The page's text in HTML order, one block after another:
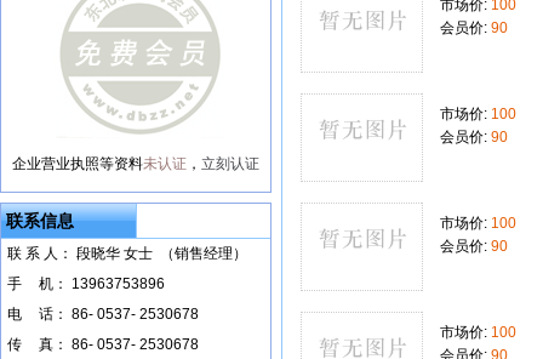
企业营业执照等资料未认证 ， 立刻认证
联系信息
联 系 人： 段晓华 女士 （销售经理）
手
机： 13963753896
电
话： 86- 0537- 2530678
传
真： 86- 0537- 2530678
市场价: 100
会员价: 90
市场价: 100
会员价: 90
市场价: 100
会员价: 90
市场价: 100
会员价: 90